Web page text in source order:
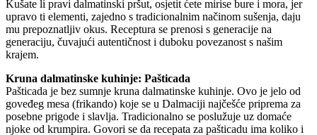
Kušate li pravi dalmatinski pršut, osjetit ćete mirise bure i mora, jer
upravo ti elementi, zajedno s tradicionalnim načinom sušenja, daju
mu prepoznatljiv okus. Receptura se prenosi s generacije na
generaciju, čuvajući autentičnost i duboku povezanost s našim
krajem.
Kruna dalmatinske kuhinje: Pašticada
Pašticada je bez sumnje kruna dalmatinske kuhinje. Ovo je jelo od
goveđeg mesa (frikando) koje se u Dalmaciji najčešće priprema za
posebne prigode i slavlja. Tradicionalno se poslužuje uz domaće
njoke od krumpira. Govori se da recepata za pašticadu ima koliko i